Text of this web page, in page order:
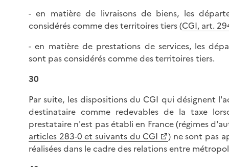
- en matière de livraisons de biens, les
considérés comme des territoires tiers (CGI, art.
- en matière de prestations de services, les
sont pas considérés comme des territoires tiers.
30
Par suite, les dispositions du CGI qui désignent
destinataire comme redevables de la taxe
prestataire n'est pas établi en France (régimes
articles 283-0 et suivants du CGI
) ne sont pas
réalisées dans le cadre des relations entre